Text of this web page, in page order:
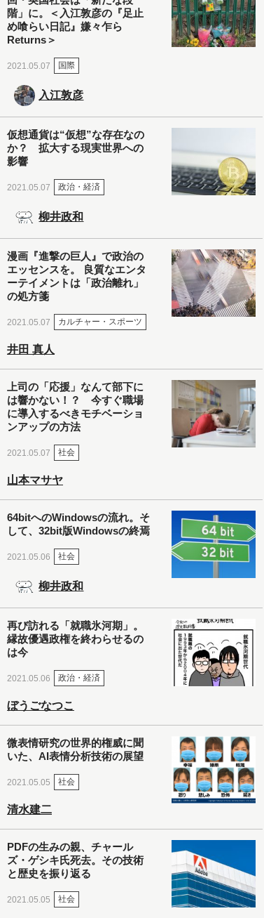
階」に。＜入江敦彦の『足止
め喰らい日記』嫌々乍ら
Returns＞
2021.05.07 国際
入江敦彦
仮想通貨は“仮想”な存在なの
か？ 拡大する現実世界への
影響
2021.05.07 政治・経済
柳井政和
漫画『進撃の巨人』で政治の
エッセンスを。 良質なエンタ
ーテイメントは「政治離れ」
の処方箋
2021.05.07 カルチャー・スポーツ
井田 真人
上司の「応援」なんて部下に
は響かない！？ 今すぐ職場
に導入するべきモチベーショ
ンアップの方法
2021.05.07 社会
山本マサヤ
64bitへのWindowsの流れ。そ
して、32bit版Windowsの終焉
2021.05.06 社会
柳井政和
再び訪れる「就職氷河期」。
縁故優遇政権を終わらせるの
は今
2021.05.06 政治・経済
ぼうごなつこ
微表情研究の世界的権威に聞
いた、AI表情分析技術の展望
2021.05.05 社会
清水建二
PDFの生みの親、チャール
ズ・ゲシキ氏死去。その技術
と歴史を振り返る
2021.05.05 社会